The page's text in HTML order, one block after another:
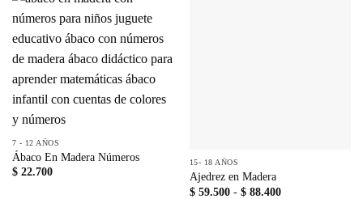
7 - 12 AÑOS
Ábaco En Madera Números
$22.700
15- 18 AÑOS
Ajedrez en Madera
$59.500 - $88.400Rango